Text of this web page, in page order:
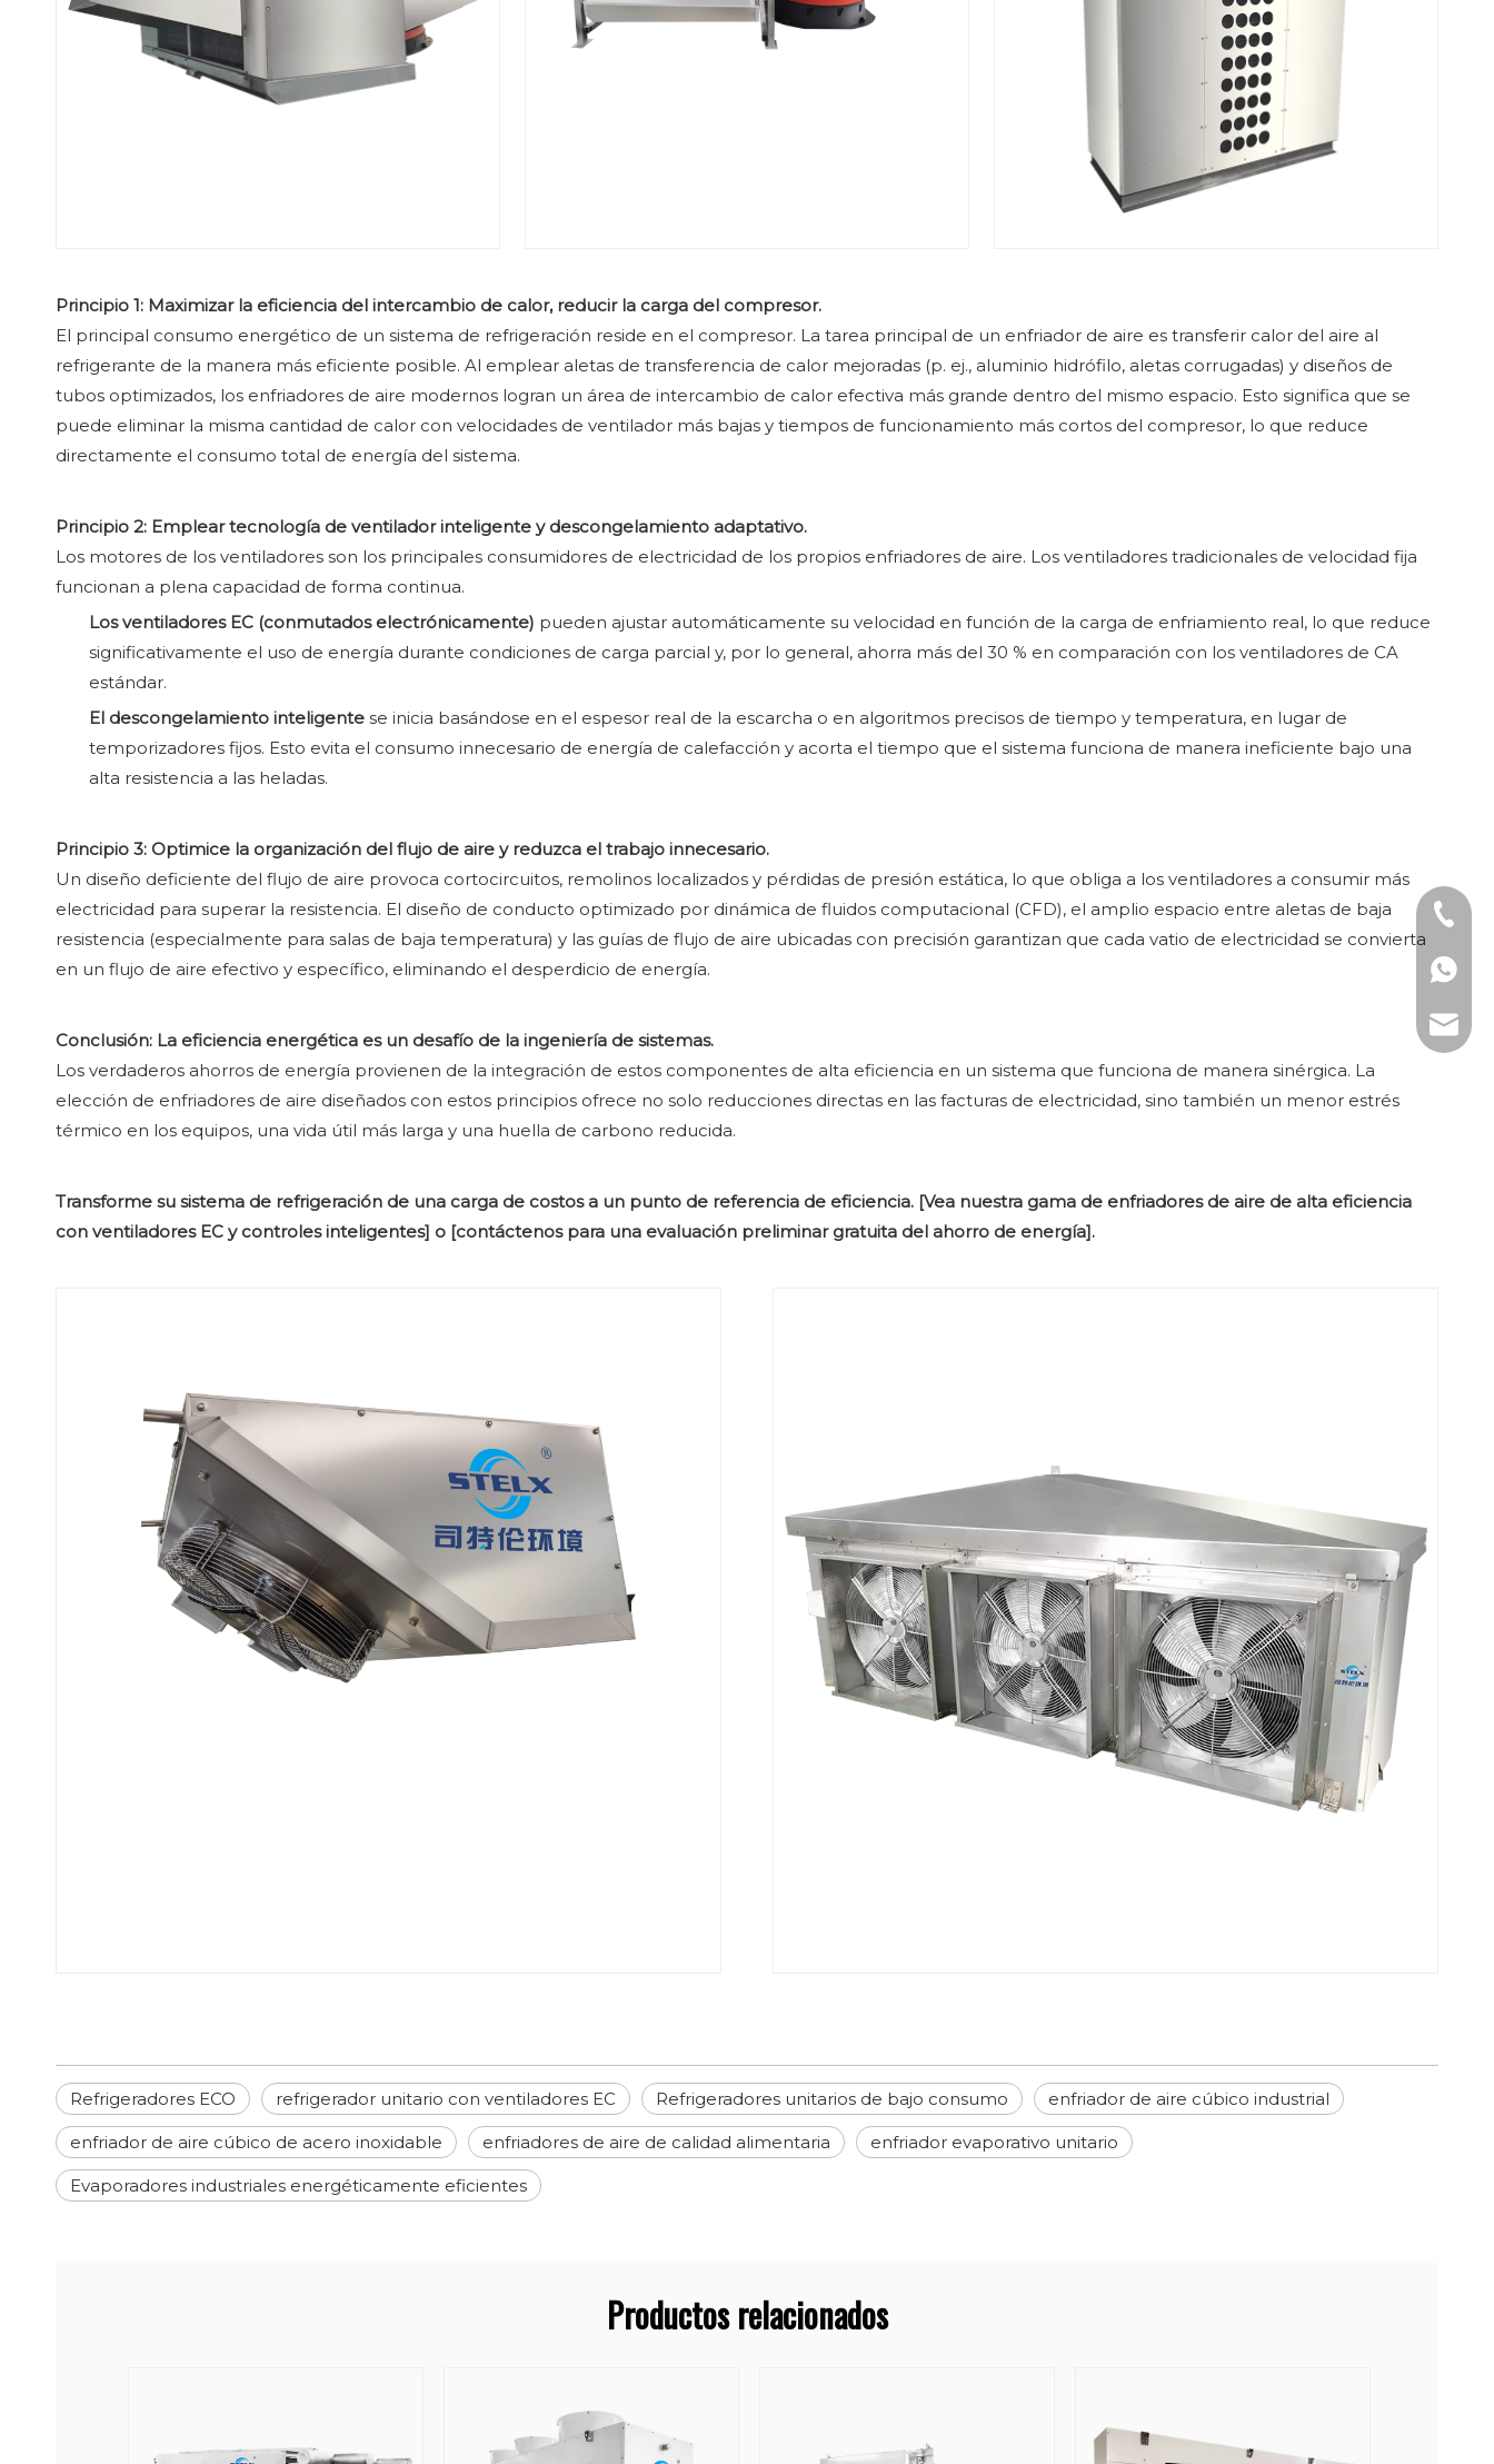
Principio 1: Maximizar la eficiencia del intercambio de calor, reducir la carga del compresor.
El principal consumo energético de un sistema de refrigeración reside en el compresor. La tarea principal de un enfriador de aire es transferir calor del aire al
refrigerante de la manera más eficiente posible. Al emplear aletas de transferencia de calor mejoradas (p. ej., aluminio hidrófilo, aletas corrugadas) y diseños de
tubos optimizados, los enfriadores de aire modernos logran un área de intercambio de calor efectiva más grande dentro del mismo espacio. Esto significa que se
puede eliminar la misma cantidad de calor con velocidades de ventilador más bajas y tiempos de funcionamiento más cortos del compresor, lo que reduce
directamente el consumo total de energía del sistema.
Principio 2: Emplear tecnología de ventilador inteligente y descongelamiento adaptativo.
Los motores de los ventiladores son los principales consumidores de electricidad de los propios enfriadores de aire. Los ventiladores tradicionales de velocidad fija
funcionan a plena capacidad de forma continua.
Los ventiladores EC (conmutados electrónicamente) pueden ajustar automáticamente su velocidad en función de la carga de enfriamiento real, lo que reduce
significativamente el uso de energía durante condiciones de carga parcial y, por lo general, ahorra más del 30 % en comparación con los ventiladores de CA
estándar.
El descongelamiento inteligente se inicia basándose en el espesor real de la escarcha o en algoritmos precisos de tiempo y temperatura, en lugar de
temporizadores fijos. Esto evita el consumo innecesario de energía de calefacción y acorta el tiempo que el sistema funciona de manera ineficiente bajo una
alta resistencia a las heladas.
Principio 3: Optimice la organización del flujo de aire y reduzca el trabajo innecesario.
Un diseño deficiente del flujo de aire provoca cortocircuitos, remolinos localizados y pérdidas de presión estática, lo que obliga a los ventiladores a consumir más
electricidad para superar la resistencia. El diseño de conducto optimizado por dinámica de fluidos computacional (CFD), el amplio espacio entre aletas de baja
resistencia (especialmente para salas de baja temperatura) y las guías de flujo de aire ubicadas con precisión garantizan que cada vatio de electricidad se convierta
en un flujo de aire efectivo y específico, eliminando el desperdicio de energía.
Conclusión: La eficiencia energética es un desafío de la ingeniería de sistemas.
Los verdaderos ahorros de energía provienen de la integración de estos componentes de alta eficiencia en un sistema que funciona de manera sinérgica. La
elección de enfriadores de aire diseñados con estos principios ofrece no solo reducciones directas en las facturas de electricidad, sino también un menor estrés
térmico en los equipos, una vida útil más larga y una huella de carbono reducida.
Transforme su sistema de refrigeración de una carga de costos a un punto de referencia de eficiencia. [Vea nuestra gama de enfriadores de aire de alta eficiencia
con ventiladores EC y controles inteligentes] o [contáctenos para una evaluación preliminar gratuita del ahorro de energía].
Refrigeradores ECO refrigerador unitario con ventiladores EC Refrigeradores unitarios de bajo consumo enfriador de aire cúbico industrial
enfriador de aire cúbico de acero inoxidable enfriadores de aire de calidad alimentaria enfriador evaporativo unitario
Evaporadores industriales energéticamente eficientes
Productos relacionados
Correo